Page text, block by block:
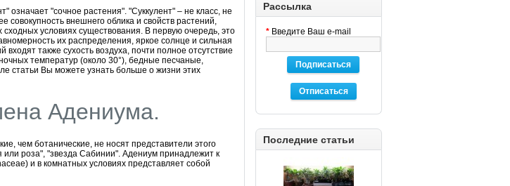
Рассылка
* Введите Ваш e-mail
Подписаться
Отписаться
Последние статьи
означает "сочное растения". "Суккулент" – не класс, не
внешнего облика и свойств растений,
условиях существования. В первую очередь, это
их распределения, яркое солнце и сильная
также сухость воздуха, почти полное отсутствие
температур (около 30°), бедные песчаные,
статьи Вы можете узнать больше о жизни этих
Адениума.
чем ботанические, не носят представители этого
или роза", "звезда Сабинии". Адениум принадлежит к
и в комнатных условиях представляет собой